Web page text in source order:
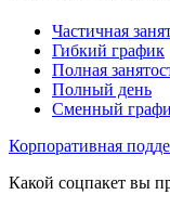
Частичная
Гибкий график
Полная
Полный день
Сменный
Корпоративная
Какой соцпакет вы